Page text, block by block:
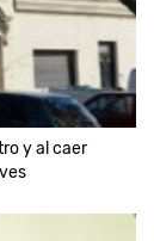
y al caer